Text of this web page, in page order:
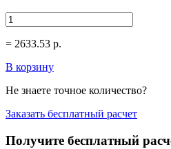
= 2633.53 р.
В корзину
Не знаете точное количество?
Заказать бесплатный расчет
Получите бесплатный